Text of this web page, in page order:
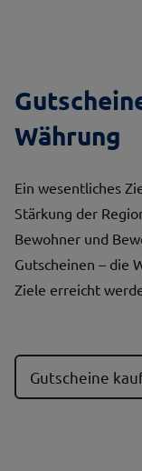
Währung
Ein wesentliches
Stärkung der
Bewohner und
Gutscheinen – die
Ziele erreicht
Gutscheine